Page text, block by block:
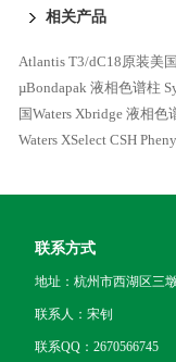
相关产品
Atlantis T3/dC18原装美
µBondapak 液相色谱柱
国Waters Xbridge 液相色
Waters XSelect CSH
联系方式
地址：杭州市西湖区三
联系人：宋钊
联系QQ：2670566745